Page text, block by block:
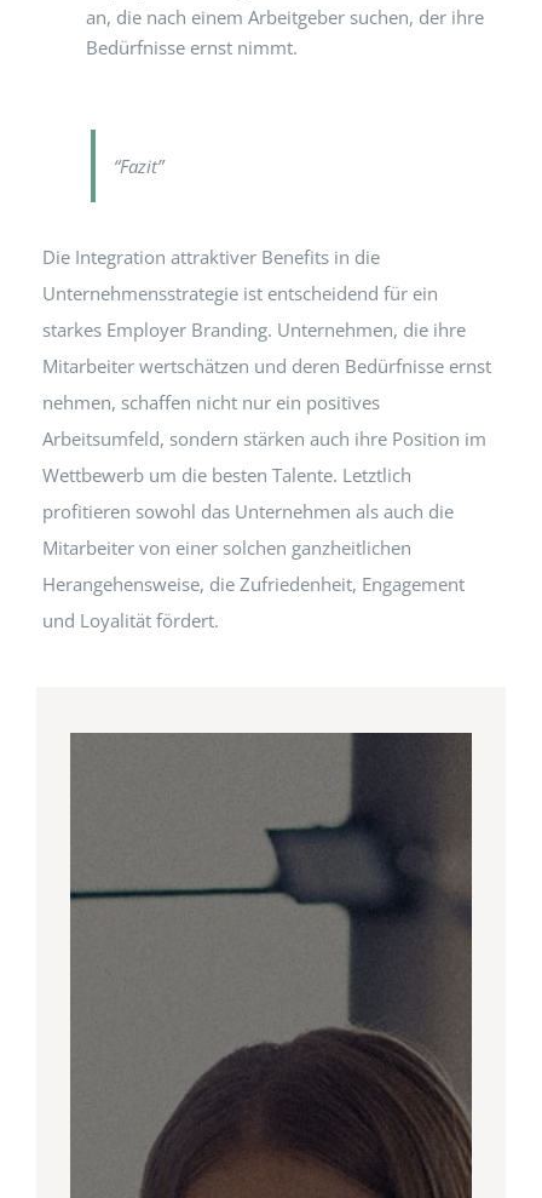
an, die nach einem Arbeitgeber suchen, der ihre
Bedürfnisse ernst nimmt.
“Fazit”
Die Integration attraktiver Benefits in die
Unternehmensstrategie ist entscheidend für ein
starkes Employer Branding. Unternehmen, die ihre
Mitarbeiter wertschätzen und deren Bedürfnisse ernst
nehmen, schaffen nicht nur ein positives
Arbeitsumfeld, sondern stärken auch ihre Position im
Wettbewerb um die besten Talente. Letztlich
profitieren sowohl das Unternehmen als auch die
Mitarbeiter von einer solchen ganzheitlichen
Herangehensweise, die Zufriedenheit, Engagement
und Loyalität fördert.